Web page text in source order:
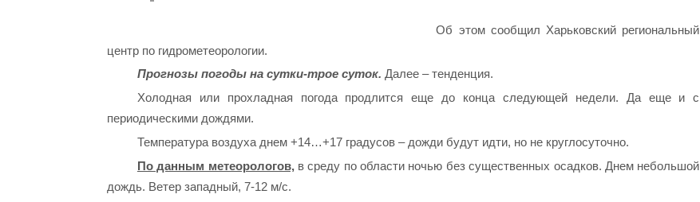
Об этом сообщил Харьковский региональный
центр по гидрометеорологии.
Прогнозы погоды на сутки-трое суток. Далее – тенденция.
Холодная или прохладная погода продлится еще до конца следующей недели. Да еще и с
периодическими дождями.
Температура воздуха днем ​​+14…+17 градусов – дожди будут идти, но не круглосуточно.
По данным метеорологов,в среду по области ночью без существенных осадков. Днем небольшой
дождь. Ветер западный, 7-12 м/с.